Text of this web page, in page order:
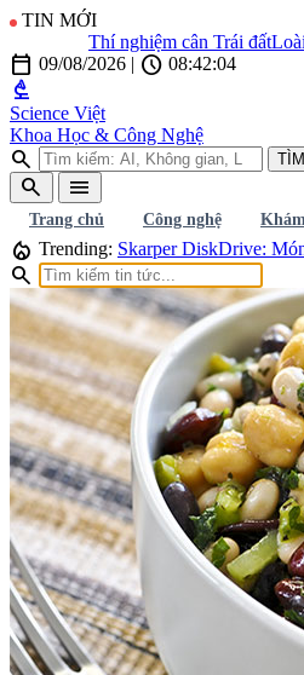
TIN MỚI
Thí nghiệm cân Trái đấtLoài rắn
calendar_today 09/08/2026 | schedule 08:42:06
biotech
Science Việt
Khoa Học & Công Nghệ
search TÌM
search menu
Trang chủ Công nghệ
local_fire_department Trending: Skarper DiskDrive:
search